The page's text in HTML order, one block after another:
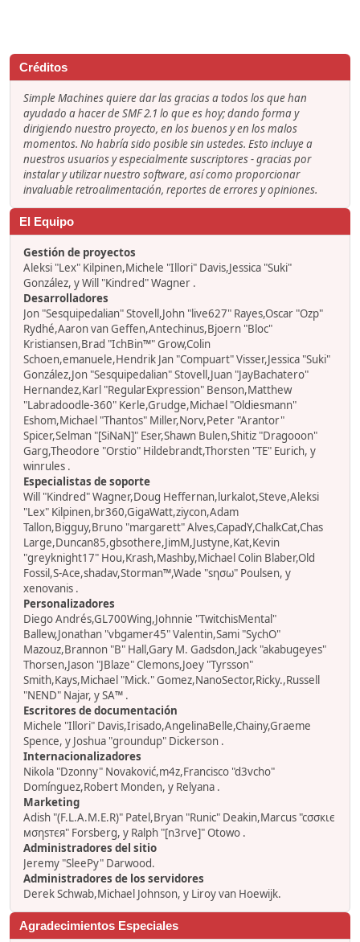
Créditos
Simple Machines quiere dar las gracias a todos los que han
ayudado a hacer de SMF 2.1 lo que es hoy; dando forma y
dirigiendo nuestro proyecto, en los buenos y en los malos
momentos. No habría sido posible sin ustedes. Esto incluye a
nuestros usuarios y especialmente suscriptores - gracias por
instalar y utilizar nuestro software, así como proporcionar
invaluable retroalimentación, reportes de errores y opiniones.
El Equipo
Gestión de proyectos
Aleksi "Lex" Kilpinen,Michele "Illori" Davis,Jessica "Suki"
González, y Will "Kindred" Wagner .
Desarrolladores
Jon "Sesquipedalian" Stovell,John "live627" Rayes,Oscar "Ozp"
Rydhé,Aaron van Geffen,Antechinus,Bjoern "Bloc"
Kristiansen,Brad "IchBin™" Grow,Colin
Schoen,emanuele,Hendrik Jan "Compuart" Visser,Jessica "Suki"
González,Jon "Sesquipedalian" Stovell,Juan "JayBachatero"
Hernandez,Karl "RegularExpression" Benson,Matthew
"Labradoodle-360" Kerle,Grudge,Michael "Oldiesmann"
Eshom,Michael "Thantos" Miller,Norv,Peter "Arantor"
Spicer,Selman "[SiNaN]" Eser,Shawn Bulen,Shitiz "Dragooon"
Garg,Theodore "Orstio" Hildebrandt,Thorsten "TE" Eurich, y
winrules .
Especialistas de soporte
Will "Kindred" Wagner,Doug Heffernan,lurkalot,Steve,Aleksi
"Lex" Kilpinen,br360,GigaWatt,ziycon,Adam
Tallon,Bigguy,Bruno "margarett" Alves,CapadY,ChalkCat,Chas
Large,Duncan85,gbsothere,JimM,Justyne,Kat,Kevin
"greyknight17" Hou,Krash,Mashby,Michael Colin Blaber,Old
Fossil,S-Ace,shadav,Storman™,Wade "sησω" Poulsen, y
xenovanis .
Personalizadores
Diego Andrés,GL700Wing,Johnnie "TwitchisMental"
Ballew,Jonathan "vbgamer45" Valentin,Sami "SychO"
Mazouz,Brannon "B" Hall,Gary M. Gadsdon,Jack "akabugeyes"
Thorsen,Jason "JBlaze" Clemons,Joey "Tyrsson"
Smith,Kays,Michael "Mick." Gomez,NanoSector,Ricky.,Russell
"NEND" Najar, y SA™ .
Escritores de documentación
Michele "Illori" Davis,Irisado,AngelinaBelle,Chainy,Graeme
Spence, y Joshua "groundup" Dickerson .
Internacionalizadores
Nikola "Dzonny" Novaković,m4z,Francisco "d3vcho"
Domínguez,Robert Monden, y Relyana .
Marketing
Adish "(F.L.A.M.E.R)" Patel,Bryan "Runic" Deakin,Marcus "cσσкιє
мσηѕтєя" Forsberg, y Ralph "[n3rve]" Otowo .
Administradores del sitio
Jeremy "SleePy" Darwood.
Administradores de los servidores
Derek Schwab,Michael Johnson, y Liroy van Hoewijk.
Agradecimientos Especiales